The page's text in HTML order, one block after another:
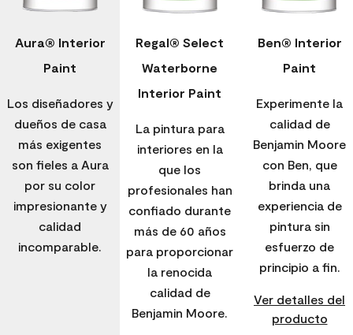
Aura® Interior
Paint
Los diseñadores y
dueños de casa
más exigentes
son fieles a Aura
por su color
impresionante y
calidad
incomparable.
Regal® Select
Waterborne
Interior Paint
La pintura para
interiores en la
que los
profesionales han
confiado durante
más de 60 años
para proporcionar
la renocida
calidad de
Benjamin Moore.
Ben® Interior
Paint
Experimente la
calidad de
Benjamin Moore
con Ben, que
brinda una
experiencia de
pintura sin
esfuerzo de
principio a fin.
Ver detalles del
producto